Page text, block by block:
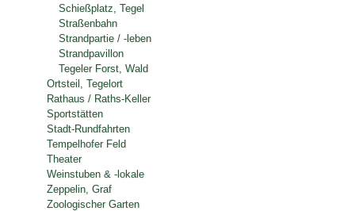
Schießplatz, Tegel
Straßenbahn
Strandpartie / -leben
Strandpavillon
Tegeler Forst, Wald
Ortsteil, Tegelort
Rathaus / Raths-Keller
Sportstätten
Stadt-Rundfahrten
Tempelhofer Feld
Theater
Weinstuben & -lokale
Zeppelin, Graf
Zoologischer Garten